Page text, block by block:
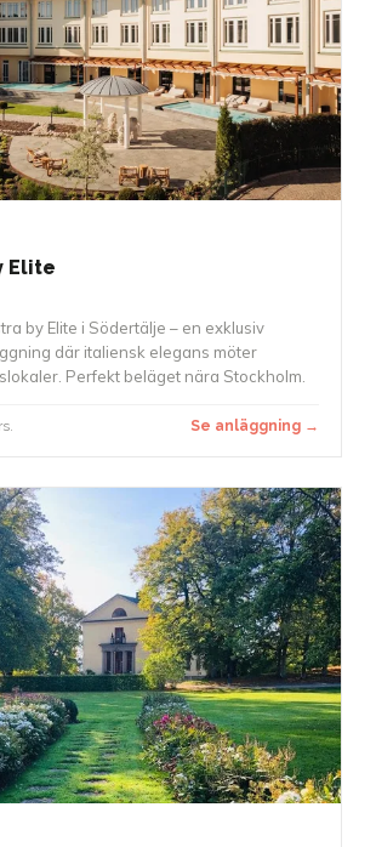
Elite
by Elite i Södertälje – en exklusiv
där italiensk elegans möter
Perfekt beläget nära Stockholm.
Se anläggning →